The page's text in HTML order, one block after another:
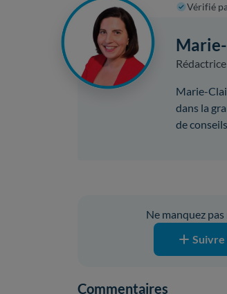
Vérifié
Marie-
dans la
de
Ne manquez
Suivre
Commentaires